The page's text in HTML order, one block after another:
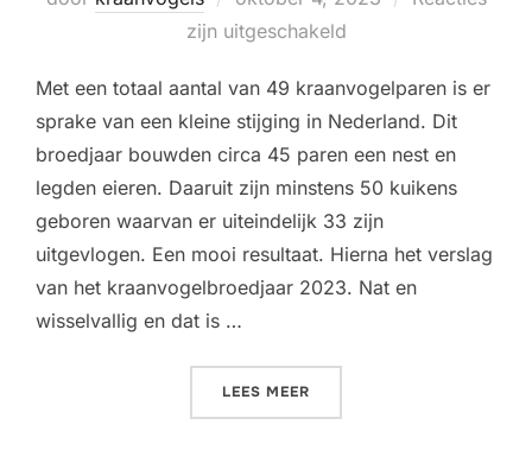
op
zijn uitgeschakeld
Met een totaal aantal van 49 kraanvogelparen is er
sprake van een kleine stijging in Nederland. Dit
broedjaar bouwden circa 45 paren een nest en
legden eieren. Daaruit zijn minstens 50 kuikens
geboren waarvan er uiteindelijk 33 zijn
uitgevlogen. Een mooi resultaat. Hierna het verslag
van het kraanvogelbroedjaar 2023. Nat en
wisselvallig en dat is …
LEES MEER